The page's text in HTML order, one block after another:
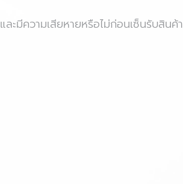
มีความเสียหายหรือไม่ก่อนเซ็นรับสินค้า